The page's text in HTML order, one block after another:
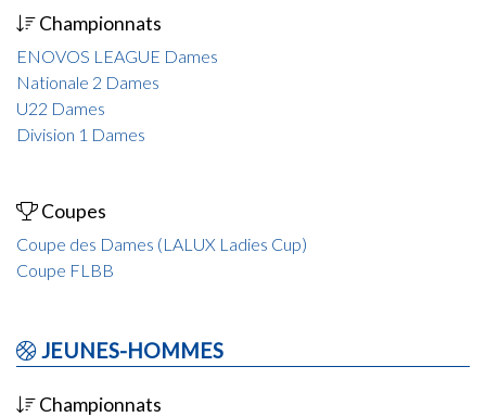
Championnats
ENOVOS LEAGUE Dames
Nationale 2 Dames
U22 Dames
Division 1 Dames
Coupes
Coupe des Dames (LALUX Ladies Cup)
Coupe FLBB
JEUNES-HOMMES
Championnats